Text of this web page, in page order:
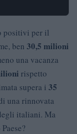
positivi per il
ben 30,5 milioni
una vacanza
rispetto
supera i 35
una rinnovata
italiani. Ma